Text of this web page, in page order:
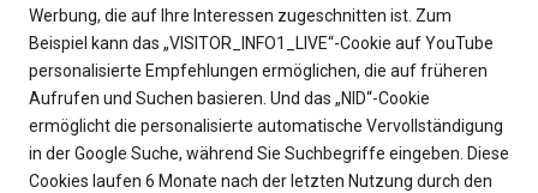
Werbung, die auf Ihre Interessen zugeschnitten ist. Zum
Beispiel kann das „VISITOR_INFO1_LIVE“-Cookie auf YouTube
personalisierte Empfehlungen ermöglichen, die auf früheren
Aufrufen und Suchen basieren. Und das „NID“-Cookie
ermöglicht die personalisierte automatische Vervollständigung
in der Google Suche, während Sie Suchbegriffe eingeben. Diese
Cookies laufen 6 Monate nach der letzten Nutzung durch den